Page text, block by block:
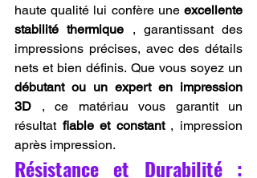
haute qualité lui confère une excellente
stabilité thermique , garantissant des
impressions précises, avec des détails
débutant ou un expert en impression
3D , ce matériau vous garantit un
résultat fiable et constant , impression
après impression.
Résistance et Durabilité :